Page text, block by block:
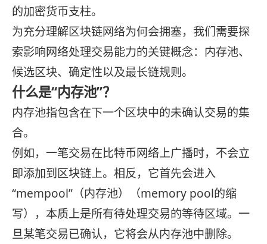
的加密货币支柱。
为充分理解区块链网络为何会拥塞，我们需要探
索影响网络处理交易能力的关键概念：内存池、
候选区块、确定性以及最长链规则。
什么是“内存池”？
内存池指包含在下一个区块中的未确认交易的集
合。
例如，一笔交易在比特币网络上广播时，不会立
即添加到区块链上。相反，它首先会进入
“mempool”（内存池）（memory pool的缩
写），本质上是所有待处理交易的等待区域。一
旦某笔交易已确认，它将会从内存池中删除。